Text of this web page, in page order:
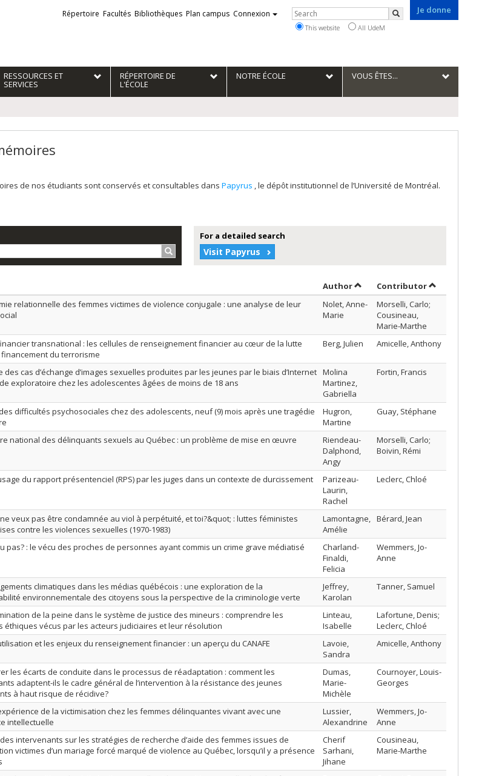
Je donne
Liens
externes
Répertoire Facultés Bibliothèques Plan campus Connexion Rechercher
Search
This website All UdeM
RESSOURCES ET
SERVICES
RÉPERTOIRE DE
L'ÉCOLE
NOTRE ÉCOLE VOUS ÊTES...
de nos étudiants sont conservés et consultables dans Papyrus , le dépôt institutionnel de l’Université de Montréal.
Search…
For a detailed search
Visit Papyrus
in ascending order
by title in ascending order AuthorSort by author in ascending order
Contributorby contributor in
relationnelle des femmes victimes de violence conjugale : une analyse de leur
Nolet, Anne-
Marie
Morselli, Carlo;
Cousineau,
Marie-Marthe
transnational : les cellules de renseignement financier au cœur de la lutte
du terrorisme
Berg, Julien Amicelle, Anthony
des cas d’échange d’images sexuelles produites par les jeunes par le biais d’Internet
exploratoire chez les adolescentes âgées de moins de 18 ans
Molina
Martinez,
Gabriella
Fortin, Francis
difficultés psychosociales chez des adolescents, neuf (9) mois après une tragédie
Hugron,
Martine
Guay, Stéphane
national des délinquants sexuels au Québec : un problème de mise en œuvre
Riendeau-
Dalphond,
Angy
Morselli, Carlo;
Boivin, Rémi
du rapport présentenciel (RPS) par les juges dans un contexte de durcissement
Parizeau-
Laurin,
Rachel
Leclerc, Chloé
veux pas être condamnée au viol à perpétuité, et toi?&quot; : luttes féministes
contre les violences sexuelles (1970-1983)
Lamontagne,
Amélie
Bérard, Jean
pas? : le vécu des proches de personnes ayant commis un crime grave médiatisé
Charland-
Finaldi,
Felicia
Wemmers, Jo-
Anne
climatiques dans les médias québécois : une exploration de la
environnementale des citoyens sous la perspective de la criminologie verte
Jeffrey,
Karolan
Tanner, Samuel
de la peine dans le système de justice des mineurs : comprendre les
éthiques vécus par les acteurs judiciaires et leur résolution
Linteau,
Isabelle
Lafortune, Denis;
Leclerc, Chloé
et les enjeux du renseignement financier : un aperçu du CANAFE
Lavoie,
Sandra
Amicelle, Anthony
les écarts de conduite dans le processus de réadaptation : comment les
adaptent-ils le cadre général de l’intervention à la résistance des jeunes
à haut risque de récidive?
Dumas,
Marie-
Michèle
Cournoyer, Louis-
Georges
de la victimisation chez les femmes délinquantes vivant avec une
intellectuelle
Lussier,
Alexandrine
Wemmers, Jo-
Anne
intervenants sur les stratégies de recherche d’aide des femmes issues de
victimes d’un mariage forcé marqué de violence au Québec, lorsqu’il y a présence
Cherif
Sarhani,
Jihane
Cousineau,
Marie-Marthe